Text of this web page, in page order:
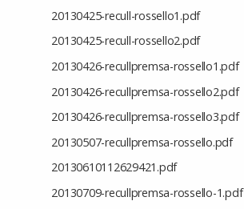
20130425-recull-rossello1.pdf
20130425-recull-rossello2.pdf
20130426-recullpremsa-rossello1.pdf
20130426-recullpremsa-rossello2.pdf
20130426-recullpremsa-rossello3.pdf
20130507-recullpremsa-rossello.pdf
20130610112629421.pdf
20130709-recullpremsa-rossello-1.pdf